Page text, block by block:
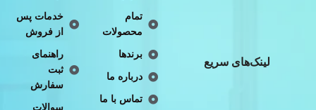
لینک‌های سریع
تمام
محصولات
برندها
درباره ما
تماس با ما
خدمات پس
از فروش
راهنمای
ثبت
سفارش
سوالات